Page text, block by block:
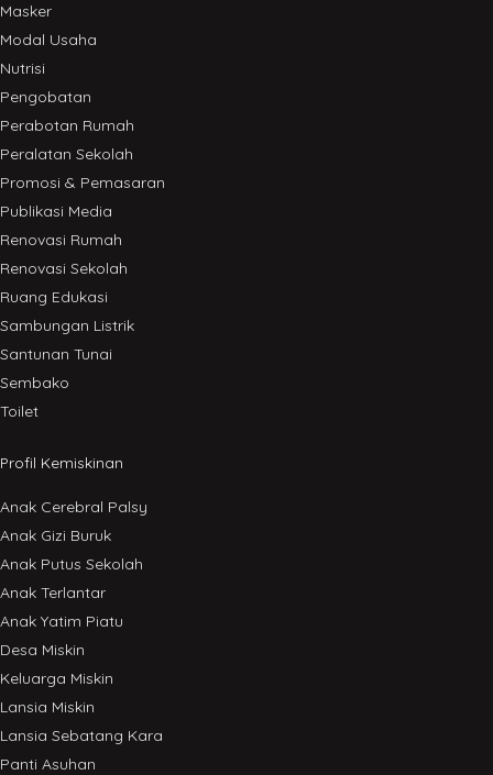
Masker
Modal Usaha
Nutrisi
Pengobatan
Perabotan Rumah
Peralatan Sekolah
Promosi & Pemasaran
Publikasi Media
Renovasi Rumah
Renovasi Sekolah
Ruang Edukasi
Sambungan Listrik
Santunan Tunai
Sembako
Toilet
Profil Kemiskinan
Anak Cerebral Palsy
Anak Gizi Buruk
Anak Putus Sekolah
Anak Terlantar
Anak Yatim Piatu
Desa Miskin
Keluarga Miskin
Lansia Miskin
Lansia Sebatang Kara
Panti Asuhan